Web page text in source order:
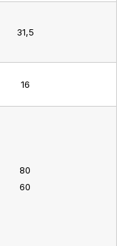
31,5
16
80
60